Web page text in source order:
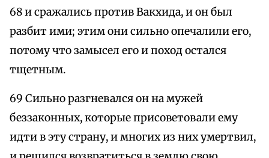
68 и сражались против Вакхида, и он был
разбит ими; этим они сильно опечалили его,
потому что замысел его и поход остался
тщетным.
69 Сильно разгневался он на мужей
беззаконных, которые присоветовали ему
идти в эту страну, и многих из них умертвил,